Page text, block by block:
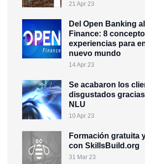
21 Apr 23
Del Open Banking
Finance: 8
experiencias para
nuevo mundo
14 Apr 23
Se acabaron los
disgustados
NLU
10 Apr 23
Formación gratuita
con SkillsBuild.org
31 Mar 23